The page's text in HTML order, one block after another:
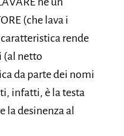
(che lava i
rende
(al netto
da parte dei nomi
infatti, è la testa
la desinenza al